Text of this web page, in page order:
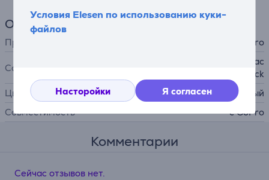
Условия Elesen по использованию куки-
файлов
Насторойки Я согласен
Общий параметр
Производитель GoPro
Совместимость
HERO10 Black, HERO9 Blac
k, HERO8 Black
Цвет
черный
Совместимость
с GoPro
Комментарии
Сейчас отзывов нет.